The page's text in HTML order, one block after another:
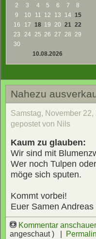
2
3 4 5 6 7
8
9
10 11 12 13 14 15
16
17 18 19 20 21 22
23
24 25 26 27 28 29
30
10.08.2026
Nahezu
Samstag, November 22,
gepostet von Nils
Kaum zu glauben:
Wir sind mit
Wer noch Tulpen
möge sich sputen.
Kommt vorbei!
Euer Samen Andreas
Kommentar
angeschaut ) |